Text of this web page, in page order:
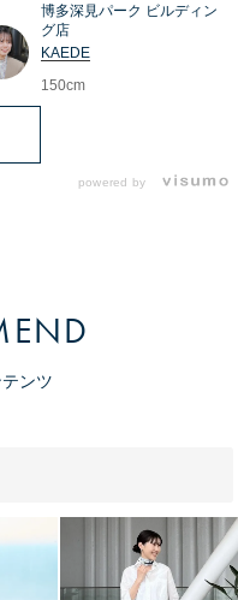
博多深見パーク ビルディン
グ店
KAEDE
150cm
powered by
ンツ